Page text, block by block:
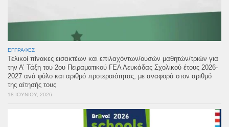
ΕΓΓΡΑΦΈΣ
Τελικοί πίνακες εισακτέων και επιλαχόντων/ουσών μαθητών/τριών για
την Α’ Τάξη του 2ου Πειραματικού ΓΕΛ Λευκάδας Σχολικού έτους 2026-
2027 ανά φύλο και αριθμό προτεραιότητας, με αναφορά στον αριθμό
της αίτησής τους
18 ΙΟΥΝΊΟΥ, 2026